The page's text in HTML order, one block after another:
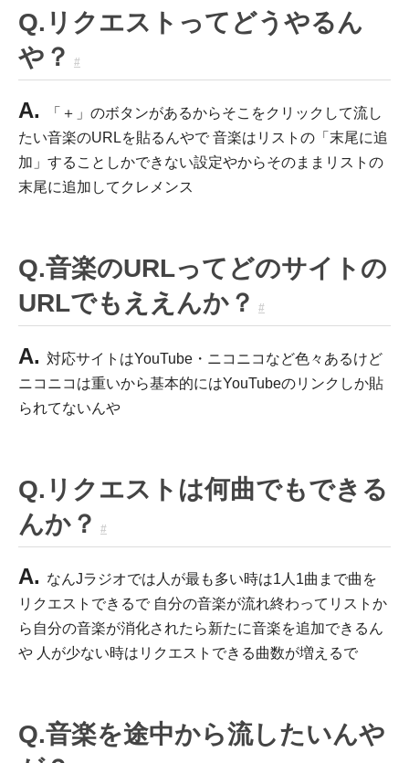
Q.リクエストってどうやるん
や？
#
A.
「＋」のボタンがあるからそこをクリックして流し
たい音楽のURLを貼るんやで 音楽はリストの「末尾に追
加」することしかできない設定やからそのままリストの
末尾に追加してクレメンス
Q.音楽のURLってどのサイトの
URLでもええんか？
#
A. 対応サイトはYouTube・ニコニコなど色々あるけど
ニコニコは重いから基本的にはYouTubeのリンクしか貼
られてないんや
Q.リクエストは何曲でもできる
んか？
#
A. なんJラジオでは人が最も多い時は1人1曲まで曲を
リクエストできるで 自分の音楽が流れ終わってリストか
ら自分の音楽が消化されたら新たに音楽を追加できるん
や 人が少ない時はリクエストできる曲数が増えるで
Q.音楽を途中から流したいんや